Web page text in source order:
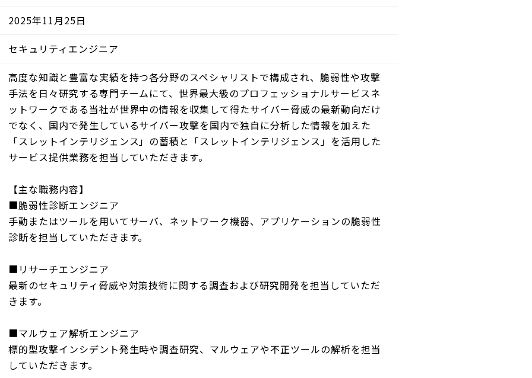
2025年11月25日
セキュリティエンジニア
高度な知識と豊富な実績を持つ各分野のスペシャリストで構成され、脆弱性や攻撃
手法を日々研究する専門チームにて、世界最大級のプロフェッショナルサービスネ
ットワークである当社が世界中の情報を収集して得たサイバー脅威の最新動向だけ
でなく、国内で発生しているサイバー攻撃を国内で独自に分析した情報を加えた
「スレットインテリジェンス」の蓄積と「スレットインテリジェンス」を活用した
サービス提供業務を担当していただきます。
【主な職務内容】
■脆弱性診断エンジニア
手動またはツールを用いてサーバ、ネットワーク機器、アプリケーションの脆弱性
診断を担当していただきます。
■リサーチエンジニア
最新のセキュリティ脅威や対策技術に関する調査および研究開発を担当していただ
きます。
■マルウェア解析エンジニア
標的型攻撃インシデント発生時や調査研究、マルウェアや不正ツールの解析を担当
していただきます。